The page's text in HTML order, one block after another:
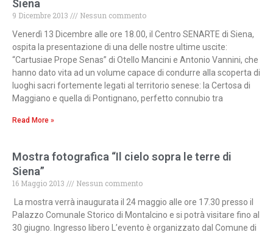
Siena
9 Dicembre 2013
Nessun commento
Venerdì 13 Dicembre alle ore 18.00, il Centro SENARTE di Siena,
ospita la presentazione di una delle nostre ultime uscite:
“Cartusiae Prope Senas” di Otello Mancini e Antonio Vannini, che
hanno dato vita ad un volume capace di condurre alla scoperta di
luoghi sacri fortemente legati al territorio senese: la Certosa di
Maggiano e quella di Pontignano, perfetto connubio tra
Read More »
Mostra fotografica “Il cielo sopra le terre di
Siena”
16 Maggio 2013
Nessun commento
La mostra verrà inaugurata il 24 maggio alle ore 17.30 presso il
Palazzo Comunale Storico di Montalcino e si potrà visitare fino al
30 giugno. Ingresso libero L’evento è organizzato dal Comune di